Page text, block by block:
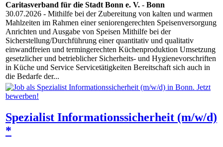
Caritasverband für die Stadt Bonn e. V. - Bonn
30.07.2026 - Mithilfe bei der Zubereitung von kalten und warmen
Mahlzeiten im Rahmen einer seniorengerechten Speisenversorgung
Anrichten und Ausgabe von Speisen Mithilfe bei der
Sicherstellung/Durchführung einer quantitativ und qualitativ
einwandfreien und termingerechten Küchenproduktion Umsetzung
gesetzlicher und betrieblicher Sicherheits- und Hygienevorschriften
in Küche und Service Servicetätigkeiten Bereitschaft sich auch in
die Bedarfe der...
Spezialist Informationssicherheit (m/w/d)
*